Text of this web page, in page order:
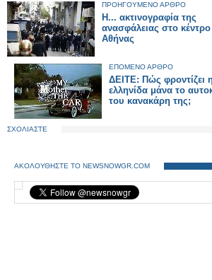
ΠΡΟΗΓΟΥΜΕΝΟ ΑΡΘΡΟ
Η... ακτινογραφία της
ανασφάλειας στο κέντρο
Αθήνας
ΕΠΟΜΕΝΟ ΑΡΘΡΟ
ΔΕΙΤΕ: Πώς φροντίζει
ελληνίδα μάνα το
του κανακάρη της;
ΣΧΟΛΙΑΣΤΕ
ΑΚΟΛΟΥΘΗΣΤΕ ΤΟ NEWSNOWGR.COM